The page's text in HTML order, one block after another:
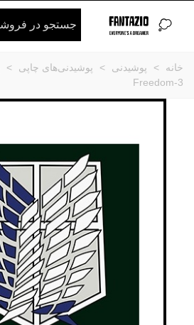
خانه > پوشیدنی > پوشیدنی‌های چاپی >
Freedom-3